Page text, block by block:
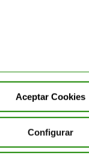
Aceptar Cookies
Configurar
Producto
– Almacén de